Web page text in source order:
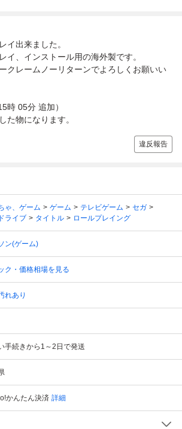
イ出来ました。
イ、インストール用の海外製です。
クレームノーリターンでよろしくお願いい
時 05分 追加）
た物になります。
違反報告
ゃ、ゲーム ゲーム テレビゲーム
セガ
ライブ
タイトル ロールプレイング
ン(ゲーム)
ク・価格相場を見る
れあり
手続きから1～2日で発送
かんたん決済 詳細